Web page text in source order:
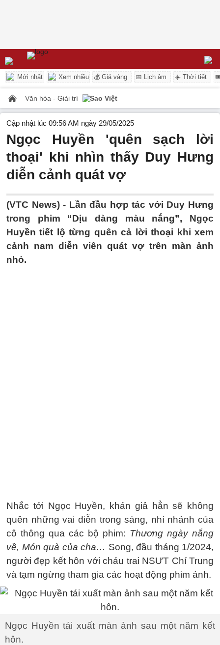
Mới nhất Xem nhiều 💰 Giá vàng 📅 Lịch âm ☀️ Thời tiết
Văn hóa - Giải trí Sao Việt
Cập nhật lúc 09:56 AM ngày 29/05/2025
Ngọc Huyền 'quên sạch lời
thoại' khi nhìn thấy Duy Hưng
diễn cảnh quát vợ
(VTC News) - Lần đầu hợp tác với Duy Hưng
trong phim “Dịu dàng màu nắng”, Ngọc
Huyền tiết lộ từng quên cả lời thoại khi xem
cảnh nam diễn viên quát vợ trên màn ảnh
nhỏ.
Nhắc tới Ngọc Huyền, khán giả hẳn sẽ không
quên những vai diễn trong sáng, nhí nhảnh của
cô thông qua các bộ phim: Thương ngày nắng
về, Món quà của cha… Song, đầu tháng 1/2024,
người đẹp kết hôn với cháu trai NSƯT Chí Trung
và tạm ngừng tham gia các hoạt động phim ảnh.
Ngọc Huyền tái xuất màn ảnh sau một năm kết
hôn.